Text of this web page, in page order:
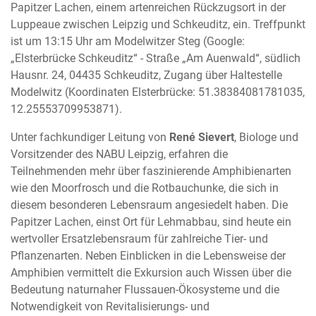
Papitzer Lachen, einem artenreichen Rückzugsort in der
Luppeaue zwischen Leipzig und Schkeuditz, ein. Treffpunkt
ist um 13:15 Uhr am Modelwitzer Steg (Google:
„Elsterbrücke Schkeuditz“ - Straße „Am Auenwald“, südlich
Hausnr. 24, 04435 Schkeuditz, Zugang über Haltestelle
Modelwitz (Koordinaten Elsterbrücke: 51.38384081781035,
12.25553709953871).
Unter fachkundiger Leitung von René Sievert, Biologe und
Vorsitzender des NABU Leipzig, erfahren die
Teilnehmenden mehr über faszinierende Amphibienarten
wie den Moorfrosch und die Rotbauchunke, die sich in
diesem besonderen Lebensraum angesiedelt haben. Die
Papitzer Lachen, einst Ort für Lehmabbau, sind heute ein
wertvoller Ersatzlebensraum für zahlreiche Tier- und
Pflanzenarten. Neben Einblicken in die Lebensweise der
Amphibien vermittelt die Exkursion auch Wissen über die
Bedeutung naturnaher Flussauen-Ökosysteme und die
Notwendigkeit von Revitalisierungs- und